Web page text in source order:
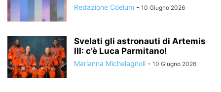
Redazione Coelum - 10 Giugno 2026
Svelati gli astronauti di Artemis
III: c’è Luca Parmitano!
Marianna Michelagnoli - 10 Giugno 2026